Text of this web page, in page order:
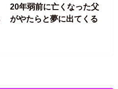
20年弱前に亡くなった父
がやたらと夢に出てくる